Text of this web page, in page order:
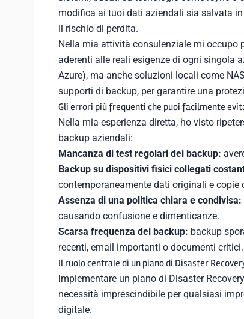
modifica ai tuoi dati aziendali sia salvata
il rischio di perdita.
Nella mia attività consulenziale mi occupo
aderenti alle reali esigenze di ogni singola
Azure), ma anche soluzioni locali come
supporti di backup, per garantire una
Gli errori più frequenti che puoi facilmente
Nella mia esperienza diretta, ho visto
backup aziendali:
Mancanza di test regolari dei backup:
Backup su dispositivi fisici collegati
contemporaneamente dati originali e copie
Assenza di una politica chiara e condivisa:
causando confusione e dimenticanze.
Scarsa frequenza dei backup: backup
recenti, email importanti o documenti critici.
Il ruolo centrale di un piano di Disaster
Implementare un piano di Disaster
necessità imprescindibile per qualsiasi
digitale.